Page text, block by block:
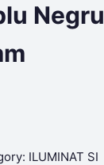
Negru
ILUMINAT SI